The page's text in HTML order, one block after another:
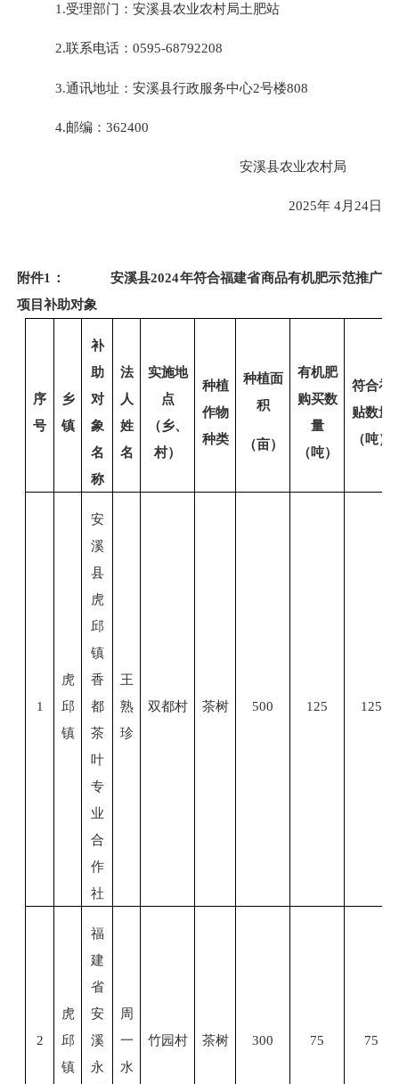
1.受理部门：安溪县农业农村局土肥站
2.联系电话： 0595-68792208
3.通讯地址：安溪县行政服务中心2号楼808
4.邮编：362400
安溪县农业农村局
2025年 4月 24日
附件1： 安溪县2024年符合福建省商品有机肥示范推广
项目补助对象
序
号
乡
镇
补
助
对
象
名
称
法
人
姓
名
实施地
点
（乡、
村）
种植
作物
种类
种植面
积
（亩）
有机肥
购买数
量
（吨）
符合补
贴数量
（吨）
1
虎
邱
镇
安
溪
县
虎
邱
镇
香
都
茶
叶
专
业
合
作
社
王
熟
珍
双都村 茶树 500 125 125
2
虎
邱
镇
福
建
省
安
溪
永
周
一
水
竹园村 茶树 300 75 75